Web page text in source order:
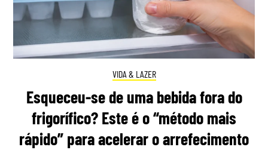
VIDA & LAZER
Esqueceu-se de uma bebida fora do
frigorífico? Este é o “método mais
rápido” para acelerar o arrefecimento